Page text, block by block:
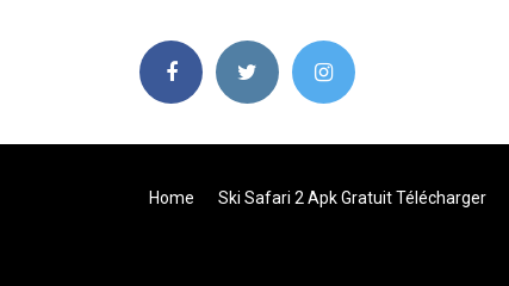
Home Ski Safari 2 Apk Gratuit Télécharger